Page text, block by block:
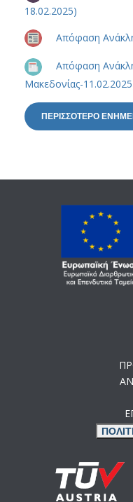
18.02.2025)
Απόφαση
Απόφαση
Μακεδονίας-
ΠΕΡΙΣΣΟΤΕΡΟ